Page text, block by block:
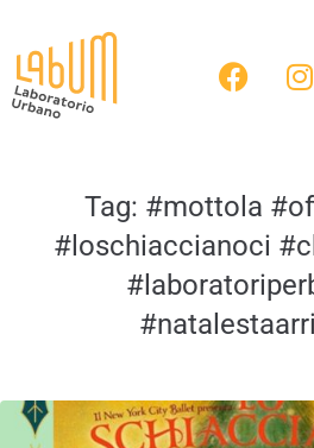
Tag: #mottola
#loschiaccianoci